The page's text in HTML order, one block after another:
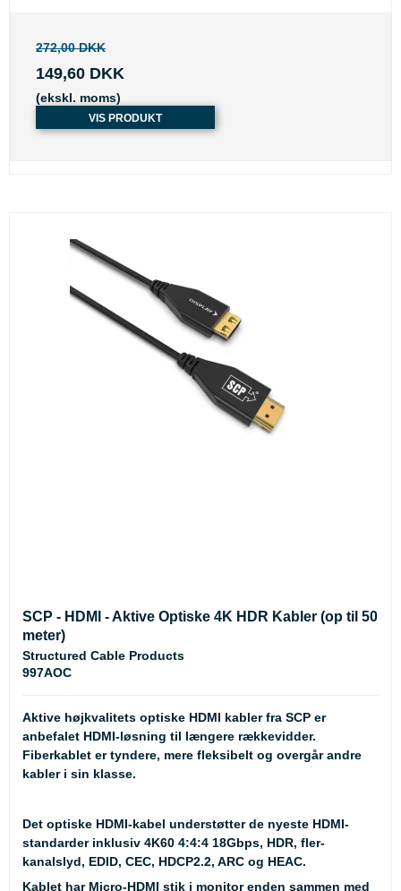
272,00 DKK
149,60 DKK
(ekskl. moms)
VIS PRODUKT
SCP - HDMI - Aktive Optiske 4K HDR Kabler (op til 50
meter)
Structured Cable Products
997AOC
Aktive højkvalitets optiske HDMI kabler fra SCP er
anbefalet HDMI-løsning til længere rækkevidder.
Fiberkablet er tyndere, mere fleksibelt og overgår andre
kabler i sin klasse.
Det optiske HDMI-kabel understøtter de nyeste HDMI-
standarder inklusiv 4K60 4:4:4 18Gbps, HDR, fler-
kanalslyd, EDID, CEC, HDCP2.2, ARC og HEAC.
Kablet har Micro-HDMI stik i monitor enden sammen med